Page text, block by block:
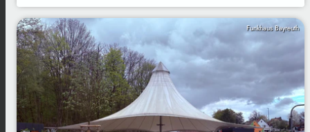
Funkhaus Bayreuth